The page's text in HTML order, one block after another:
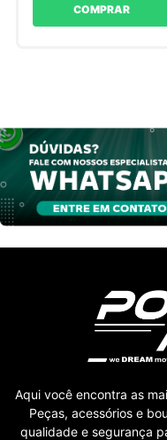
COMPRAR
Aqui você encontra as
Peças, acessórios e
qualidade e segurança